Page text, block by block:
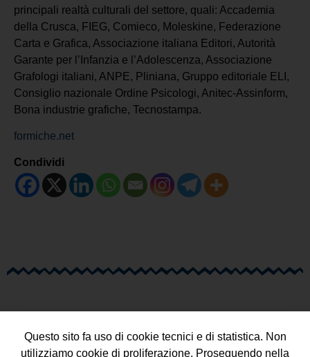
principali realtà culturali del settore, quali: Accademia
della Crusca, FIEG, Comieco, Moleskine, Federazione
Carta e Grafica, Associazione italiana Editori, Autorità
Garante per l’Infanzia e l’Adolescenza, Associazione
Grafologi italiani, ANPE, Pliniana, Gruppo editoriale ELI,
Consiglio nazionale Ordine Psicologi, Anitec-Assinform,
Bona industrie grafiche, Tecnostampa.
formiche.net
Condividi
Questo sito fa uso di cookie tecnici e di statistica. Non
utilizziamo cookie di proliferazione. Proseguendo nella